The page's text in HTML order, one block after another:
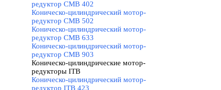
редуктор CMB 402
Коническо-цилиндрический мотор-
редуктор CMB 502
Коническо-цилиндрический мотор-
редуктор CMB 633
Коническо-цилиндрический мотор-
редуктор CMB 903
Коническо-цилиндрические мотор-
редукторы ITB
Коническо-цилиндрический мотор-
редуктор ITB 423